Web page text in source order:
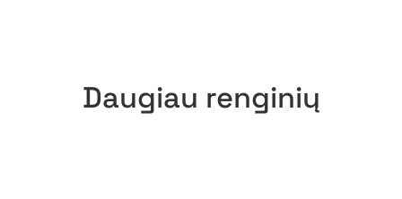
Daugiau renginių